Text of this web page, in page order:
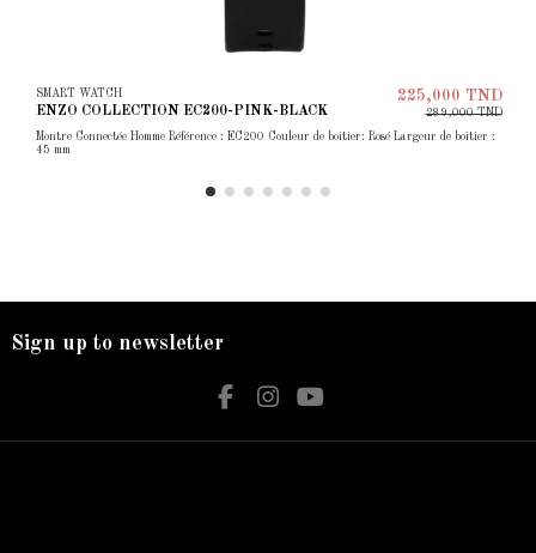
SMART WATCH
ENZO COLLECTION EC200-PINK-BLACK
225,000 TND
289,000 TND
Montre Connectée Homme Référence : EC200 Couleur de boitier: Rosé Largeur de boitier :
45 mm
Sign up to newsletter